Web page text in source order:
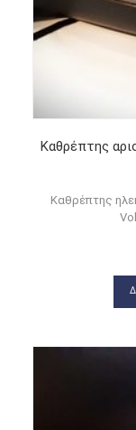
Καθρέπτης
Καθρέπτης